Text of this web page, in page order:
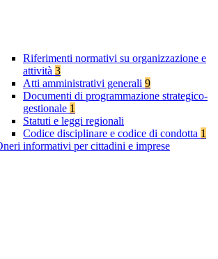
Riferimenti normativi su organizzazione e
attività 3
Atti amministrativi generali 9
Documenti di programmazione strategico-
gestionale 1
Statuti e leggi regionali
Codice disciplinare e codice di condotta 1
informativi per cittadini e imprese